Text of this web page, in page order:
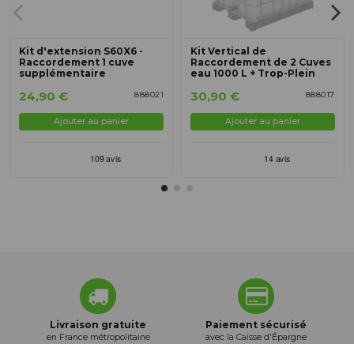
Kit d'extension S60X6 -
Raccordement 1 cuve
supplémentaire
888021
24,90 €
Ajouter au panier
Kit Vertical de
Raccordement de 2 Cuves
eau 1000 L + Trop-Plein
888017
30,90 €
Ajouter au panier
Livraison gratuite
en France métropolitaine
Paiement sécurisé
avec la Caisse d'Épargne